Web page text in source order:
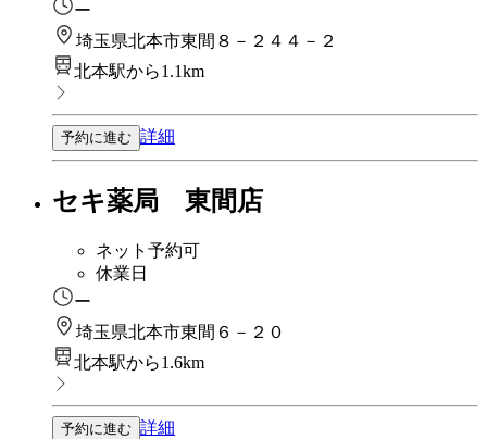
ー
埼玉県北本市東間８－２４４－２
北本駅から1.1km
予約に進む 詳細
セキ薬局 東間店
ネット予約可
休業日
ー
埼玉県北本市東間６－２０
北本駅から1.6km
予約に進む 詳細